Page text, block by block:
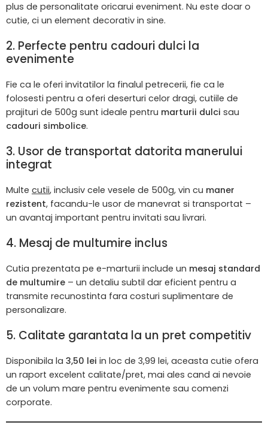
plus de personalitate oricarui eveniment. Nu este doar o
cutie, ci un element decorativ in sine.
2. Perfecte pentru cadouri dulci la
evenimente
Fie ca le oferi invitatilor la finalul petrecerii, fie ca le
folosesti pentru a oferi deserturi celor dragi, cutiile de
prajituri de 500g sunt ideale pentru marturii dulci sau
cadouri simbolice.
3. Usor de transportat datorita manerului
integrat
Multe cutii, inclusiv cele vesele de 500g, vin cu maner
rezistent, facandu-le usor de manevrat si transportat –
un avantaj important pentru invitati sau livrari.
4. Mesaj de multumire inclus
Cutia prezentata pe e-marturii include un mesaj standard
de multumire – un detaliu subtil dar eficient pentru a
transmite recunostinta fara costuri suplimentare de
personalizare.
5. Calitate garantata la un pret competitiv
Disponibila la 3,50 lei in loc de 3,99 lei, aceasta cutie ofera
un raport excelent calitate/pret, mai ales cand ai nevoie
de un volum mare pentru evenimente sau comenzi
corporate.